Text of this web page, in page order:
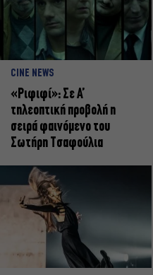
CINE NEWS
«Ριφιφί»: Σε Α’
τηλεοπτική προβολή η
σειρά φαινόμενο του
Σωτήρη Τσαφούλια